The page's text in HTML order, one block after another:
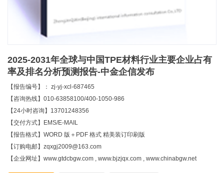
2025-2031年全球与中国TPE材料行业主要企业占有
率及排名分析预测报告-中金企信发布
【报告编号】： zj-yj-xcl-687465
【咨询热线】010-63858100/400-1050-986
【24小时咨询】13701248356
【交付方式】EMS/E-MAIL
【报告格式】WORD 版＋PDF 格式 精美装订印刷版
【订购电邮】zqxgj2009@163.com
【企业网址】www.gtdcbgw.com , www.bjzjqx.com , www.chinabgw.net